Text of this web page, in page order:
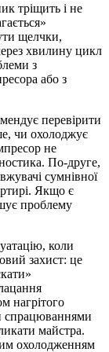
тріщить і не
щелчки,
хвилину цикл
з
або з
перевірити
чи охолоджує
не
По-друге,
сумнівної
Якщо є
проблему
коли
захист: це
нагрітого
спрацюваннями
майстра.
охолодженням